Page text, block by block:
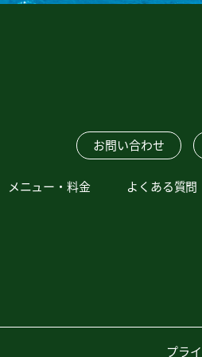
お問い合わせ
メニュー・料金 よくある質問
プラ